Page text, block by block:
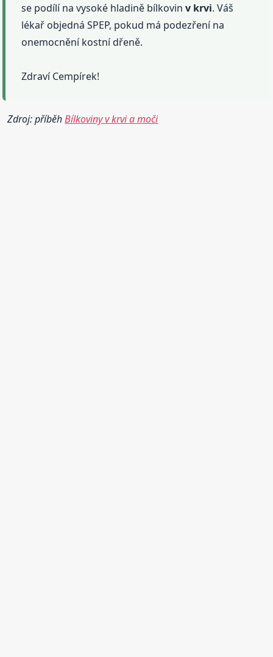
se podílí na vysoké hladině bílkovinv krvi. Váš
lékař objedná SPEP, pokud má podezření na
onemocnění kostní dřeně.
Zdraví Cempírek!
Zdroj: příběhBílkoviny v krvi a moči